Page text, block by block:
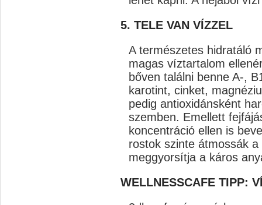
5. TELE VAN VÍZZEL
A természetes hidratáló
magas víztartalom
bőven találni benne A-,
karotint, cinket,
pedig antioxidánsként
szemben. Emellett
koncentráció ellen is
rostok szinte átmossák
meggyorsítja a káros
WELLNESSCAFE TIPP: